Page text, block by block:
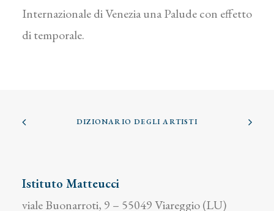
Internazionale di Venezia una Palude con effetto
di temporale.
DIZIONARIO DEGLI ARTISTI
Istituto Matteucci
viale Buonarroti, 9 – 55049 Viareggio (LU)